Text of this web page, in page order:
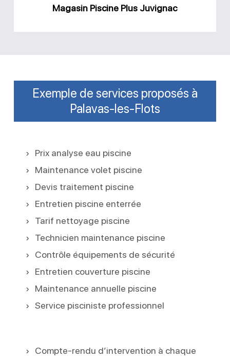
Magasin Piscine Plus Juvignac
Exemple de services proposés à
Palavas-les-Flots
Prix analyse eau piscine
Maintenance volet piscine
Devis traitement piscine
Entretien piscine enterrée
Tarif nettoyage piscine
Technicien maintenance piscine
Contrôle équipements de sécurité
Entretien couverture piscine
Maintenance annuelle piscine
Service pisciniste professionnel
Compte-rendu d’intervention à chaque